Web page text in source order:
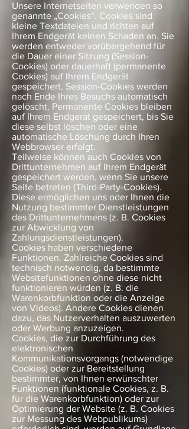
Unsere Internetseiten verwenden so
genannte „Cookies“. Cookies sind
kleine Textdateien und richten auf
Ihrem Endgerät keinen Schaden an. Sie
werden entweder vorübergehend für
die Dauer einer Sitzung (Session-
Cookies) oder dauerhaft (permanente
Cookies) auf Ihrem Endgerät
gespeichert. Session-Cookies werden
nach Ende Ihres Besuchs automatisch
gelöscht. Permanente Cookies bleiben
auf Ihrem Endgerät gespeichert, bis Sie
diese selbst löschen oder eine
automatische Löschung durch Ihren
Webbrowser erfolgt.
Teilweise können auch Cookies von
Drittunternehmen auf Ihrem Endgerät
gespeichert werden, wenn Sie unsere
Seite betreten (Third-Party-Cookies).
Diese ermöglichen uns oder Ihnen die
Nutzung bestimmter Dienstleistungen
des Drittunternehmens (z. B. Cookies
zur Abwicklung von
Zahlungsdienstleistungen).
Cookies haben verschiedene
Funktionen. Zahlreiche Cookies sind
technisch notwendig, da bestimmte
Websitefunktionen ohne diese nicht
funktionieren würden (z. B. die
Warenkorbfunktion oder die Anzeige
von Videos). Andere Cookies dienen
dazu, das Nutzerverhalten auszuwerten
oder Werbung anzuzeigen.
Cookies, die zur Durchführung des
elektronischen
Kommunikationsvorgangs (notwendige
Cookies) oder zur Bereitstellung
bestimmter, von Ihnen erwünschter
Funktionen (funktionale Cookies, z. B.
für die Warenkorbfunktion) oder zur
Optimierung der Website (z. B. Cookies
zur Messung des Webpublikums)